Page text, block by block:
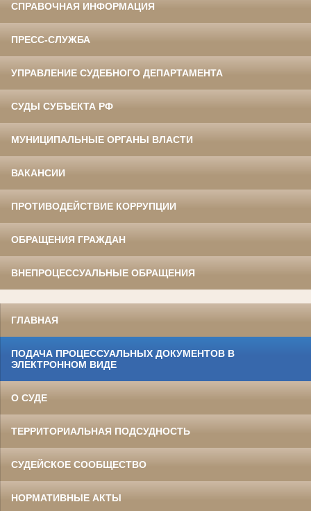
СПРАВОЧНАЯ ИНФОРМАЦИЯ
ПРЕСС-СЛУЖБА
УПРАВЛЕНИЕ СУДЕБНОГО ДЕПАРТАМЕНТА
СУДЫ СУБЪЕКТА РФ
МУНИЦИПАЛЬНЫЕ ОРГАНЫ ВЛАСТИ
ВАКАНСИИ
ПРОТИВОДЕЙСТВИЕ КОРРУПЦИИ
ОБРАЩЕНИЯ ГРАЖДАН
ВНЕПРОЦЕССУАЛЬНЫЕ ОБРАЩЕНИЯ
ГЛАВНАЯ
ПОДАЧА ПРОЦЕССУАЛЬНЫХ ДОКУМЕНТОВ В
ЭЛЕКТРОННОМ ВИДЕ
О СУДЕ
ТЕРРИТОРИАЛЬНАЯ ПОДСУДНОСТЬ
СУДЕЙСКОЕ СООБЩЕСТВО
НОРМАТИВНЫЕ АКТЫ